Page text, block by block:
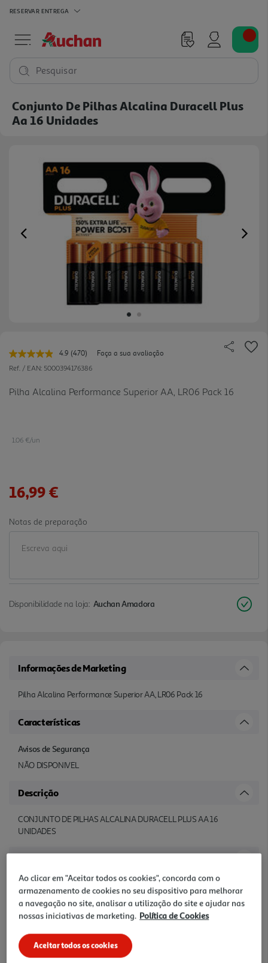
RESERVAR ENTREGA
Pesquisar
Conjunto De Pilhas Alcalina Duracell Plus
Aa 16 Unidades
Previous
4.9 Leu
470
Link
para
(470)
Faça a sua avaliação
Ref. / EAN: 5000394176386
Pilha Alcalina Performance Superior AA, LR06 Pack 16
1.06 €/un
16,99 €
Notas de preparação
Disponibilidade na loja: Auchan Amadora
Informações de Marketing
Pilha Alcalina Performance Superior AA, LR06 Pack 16
Características
Avisos de Segurança
NÃO DISPONIVEL
Descrição
CONJUNTO DE PILHAS ALCALINA DURACELL PLUS AA 16
UNIDADES
Ao clicar em "Aceitar todos os cookies", concorda com o
armazenamento de cookies no seu dispositivo para melhorar
a navegação no site, analisar a utilização do site e ajudar nas
nossas iniciativas de marketing. Política de Cookies
Aceitar todos os cookies